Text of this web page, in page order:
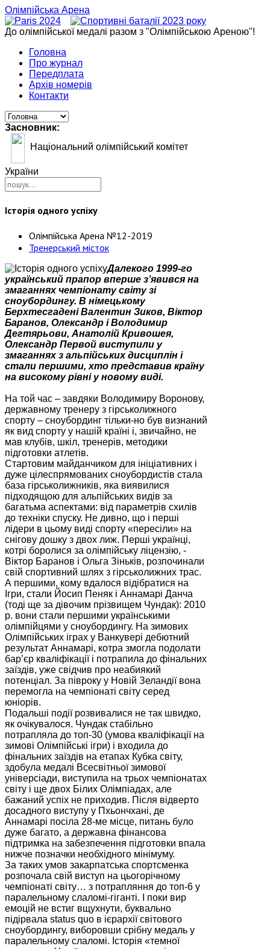
Олімпійська Арена
До олімпійської медалі разом з "Олімпійською Ареною"!
Головна
Про журнал
Передплата
Архів номерів
Контакти
Засновник:
Національний олімпійський комітет
України
Історія одного успіху
Олімпійська Арена №12-2019
Тренерський місток
Далекого 1999-го
український прапор вперше з’явився на
змаганнях чемпіонату світу зі
сноубордингу. В німецькому
Берхтесгадені Валентин Зиков, Віктор
Баранов, Олександр і Володимир
Дегтярьови, Анатолій Кривошея,
Олександр Первой виступили у
змаганнях з альпійських дисциплін і
стали першими, хто представив країну
на високому рівні у новому виді.
На той час – завдяки Володимиру Воронову,
державному тренеру з гірськолижного
спорту – сноубординг тільки-но був визнаний
як вид спорту у нашій країні і, звичайно, не
мав клубів, шкіл, тренерів, методики
підготовки атлетів.
Стартовим майданчиком для ініціативних і
дуже цілеспрямованих сноубордистів стала
база гірськолижників, яка виявилися
підходящою для альпійських видів за
багатьма аспектами: від параметрів схилів
до техніки спуску. Не дивно, що і перші
лідери в цьому виді спорту «пересіли» на
снігову дошку з двох лиж. Перші українці,
котрі боролися за олімпійську ліцензію, -
Віктор Баранов і Ольга Зіньків, розпочинали
свій спортивний шлях з гірськолижних трас.
А першими, кому вдалося відібратися на
Ігри, стали Йосип Пеняк і Аннамарі Данча
(тоді ще за дівочим прізвищем Чундак): 2010
р. вони стали першими українськими
олімпійцями у сноубордингу. На зимових
Олімпійських іграх у Ванкувері дебютний
результат Аннамарі, котра змогла подолати
бар’єр кваліфікації і потрапила до фінальних
заїздів, уже свідчив про неабиякий
потенціал. За півроку у Новій Зеландії вона
перемогла на чемпіонаті світу серед
юніорів.
Подальші події розвивалися не так швидко,
як очікувалося. Чундак стабільно
потрапляла до топ-30 (умова кваліфікації на
зимові Олімпійські ігри) і входила до
фінальних заїздів на етапах Кубка світу,
здобула медалі Всесвітньої зимової
універсіади, виступила на трьох чемпіонатах
світу і ще двох Білих Олімпіадах, але
бажаний успіх не приходив. Після відверто
досадного виступу у Пхьончхані, де
Аннамарі посіла 28-ме місце, питань було
дуже багато, а державна фінансова
підтримка на забезпечення підготовки впала
нижче позначки необхідного мінімуму.
За таких умов закарпатська спортсменка
розпочала свій виступ на цьогорічному
чемпіонаті світу… з потрапляння до топ-6 у
паралельному слаломі-гіганті. І поки вир
емоцій не встиг вщухнути, буквально
підірвала status quo в ієрархії світового
сноубордингу, виборовши срібну медаль у
паралельному слаломі. Історія «темної